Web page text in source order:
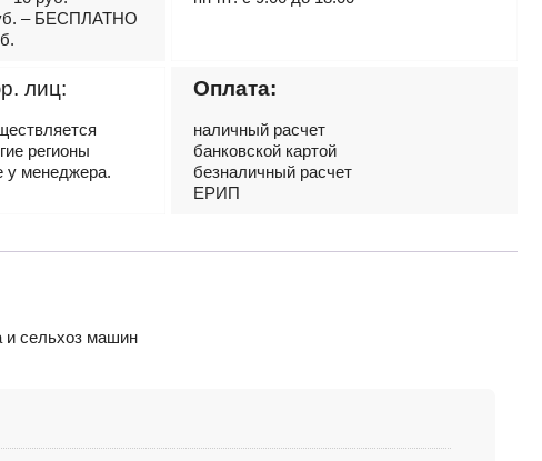
– БЕСПЛАТНО
лиц:
регионы
у менеджера.
Оплата:
наличный расчет
банковской картой
безналичный расчет
ЕРИП
и сельхоз машин